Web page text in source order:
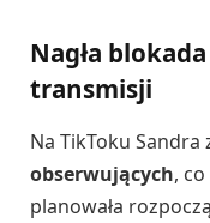
Nagła
transmisji
Na TikToku Sandra
obserwujących,
planowała